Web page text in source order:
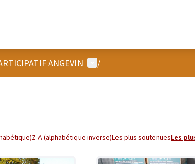
ANGEVIN Menu utilisateur
/
Z-A (alphabétique inverse)Les plus soutenuesLes